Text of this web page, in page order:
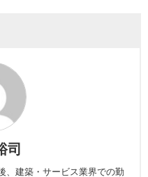
司
、建築・サービス業界での勤